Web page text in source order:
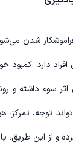
شدن
افراد دارد.
اثر سوء داشته و
توجه، تمرکز،
و از این طریق،